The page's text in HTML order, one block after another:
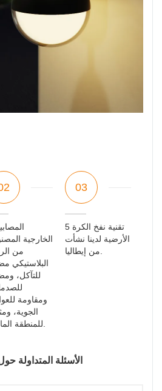
الخارجية
من
البلاستيكي
للتآكل،
ومقاومة
الجوية،
للمنطقة المالحة.
03
5 تقنية نفخ الكرة
الأرضية لدينا نشأت
من إيطاليا.
الأسئلة المتداولة